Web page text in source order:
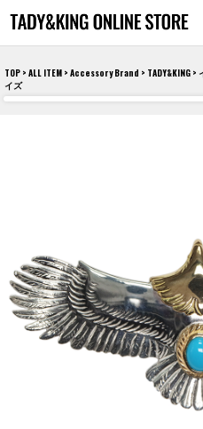
TOP > ALL ITEM > Accessory Brand > TADY&KING >
イズ